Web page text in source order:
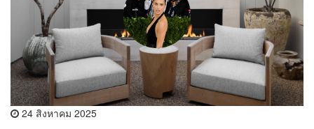
24 สิงหาคม 2025